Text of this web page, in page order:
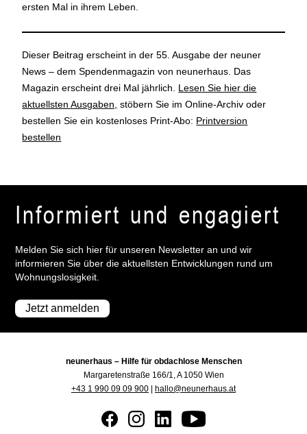
ersten Mal in ihrem Leben.
Dieser Beitrag erscheint in der 55. Ausgabe der neuner
News – dem Spendenmagazin von neunerhaus. Das
Magazin erscheint drei Mal jährlich. Lesen Sie hier die
aktuellsten Ausgaben, stöbern Sie im Online-Archiv oder
bestellen Sie ein kostenloses Print-Abo: Printversion
bestellen
Informiert und engagiert
Melden Sie sich hier für unseren Newsletter an und wir
informieren Sie über die aktuellsten Entwicklungen rund um
Wohnungslosigkeit.
Jetzt anmelden
neunerhaus – Hilfe für obdachlose Menschen
Margaretenstraße 166/1, A 1050 Wien
+43 1 990 09 09 900
hallo@neunerhaus.at